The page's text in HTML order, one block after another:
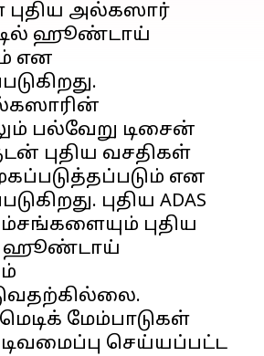
புதிய அல்கஸார்
ஹூண்டாய்
என
பல்வேறு டிசைன்
புதிய வசதிகள்
என
புதிய ADAS
புதிய
ஹூண்டாய்
மேம்பாடுகள்
செய்யப்பட்ட